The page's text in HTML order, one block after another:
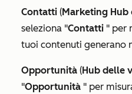
Contatti (Marketing Hub
seleziona "Contatti " per
tuoi contenuti generano
Opportunità (Hub delle
"Opportunità " per